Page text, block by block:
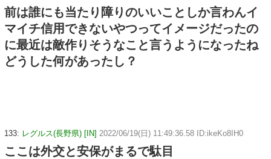
前は誰にも当たり障りのいいことしか言わんイ
マイチ信用できないやつってイメージだったの
に最近は敵作りそうなこと言うようになったね
どうした何があったし？
133: レグルス(長野県) [IN] 2022/06/19(日) 11:49:36.58 ID:ikeKo8IH0
ここは外交と安保がまるで駄目